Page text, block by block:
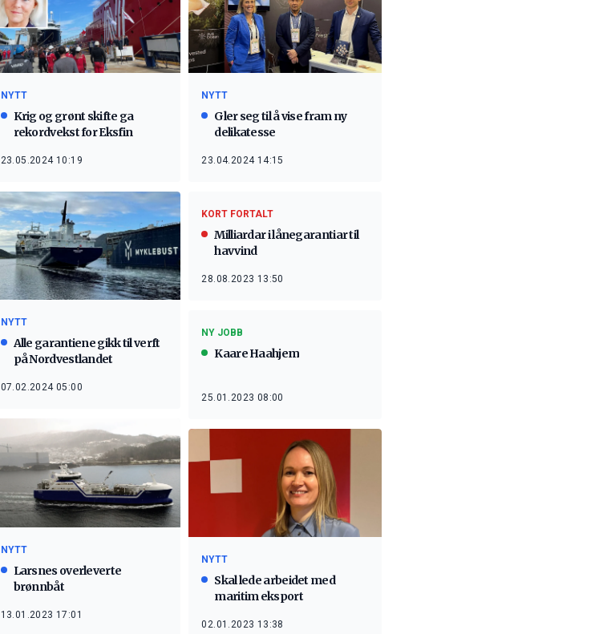
NYTT
Krig og grønt skifte ga
rekordvekst for Eksfin
23.05.2024 10:19
NYTT
Gler seg til å vise fram ny
delikatesse
23.04.2024 14:15
NYTT
Alle garantiene gikk til verft
på Nordvestlandet
07.02.2024 05:00
KORT FORTALT
Milliardar i lånegarantiar til
havvind
28.08.2023 13:50
NY JOBB
Kaare Haahjem
25.01.2023 08:00
NYTT
Larsnes overleverte
brønnbåt
13.01.2023 17:01
NYTT
Skal lede arbeidet med
maritim eksport
02.01.2023 13:38